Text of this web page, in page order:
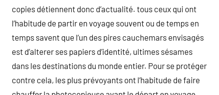
copies détiennent donc d’actualité. tous ceux qui ont
l’habitude de partir en voyage souvent ou de temps en
temps savent que l’un des pires cauchemars envisagés
est d’alterer ses papiers d’identité, ultimes sésames
dans les destinations du monde entier. Pour se protéger
contre cela, les plus prévoyants ont l’habitude de faire